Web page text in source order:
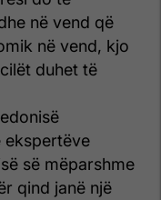
në vend që
në vend, kjo
duhet të
ekspertëve
së mëparshme
qind janë një